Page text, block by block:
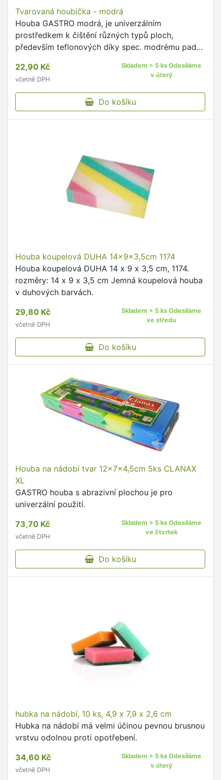
Tvarovaná houbička - modrá
Houba GASTRO modrá, je univerzálním
prostředkem k čištění různých typů ploch,
především teflonových díky spec. modrému padu
rozměrům Tvar přizpůsoben k …
22,90 Kč
včetně DPH
Skladem > 5 ks Odesíláme
v úterý
Do košíku
Houba koupelová DUHA 14x9x3,5cm 1174
Houba koupelová DUHA 14 x 9 x 3,5 cm, 1174.
rozměry: 14 x 9 x 3,5 cm Jemná koupelová houba
v duhových barvách.
29,80 Kč
včetně DPH
Skladem > 5 ks Odesíláme
ve středu
Do košíku
Houba na nádobí tvar 12x7x4,5cm 5ks CLANAX
XL
GASTRO houba s abrazivní plochou je pro
univerzální použití.
73,70 Kč
včetně DPH
Skladem > 5 ks Odesíláme
ve čtvrtek
Do košíku
hubka na nádobí, 10 ks, 4,9 x 7,9 x 2,6 cm
Hubka na nádobí má velmi účinou pevnou brusnou
vrstvu odolnou proti opotřebení.
34,60 Kč
včetně DPH
Skladem > 5 ks Odesíláme
v úterý